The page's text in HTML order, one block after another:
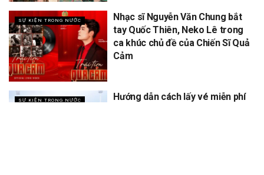
SỰ KIỆN TRONG NƯỚC
Nhạc sĩ Nguyễn Văn Chung bắt
tay Quốc Thiên, Neko Lê trong
ca khúc chủ đề của Chiến Sĩ Quả
Cảm
SỰ KIỆN TRONG NƯỚC
Hướng dẫn cách lấy vé miễn phí